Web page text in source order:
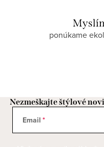
ponúkame
Nezmeškajte štýlové
Email